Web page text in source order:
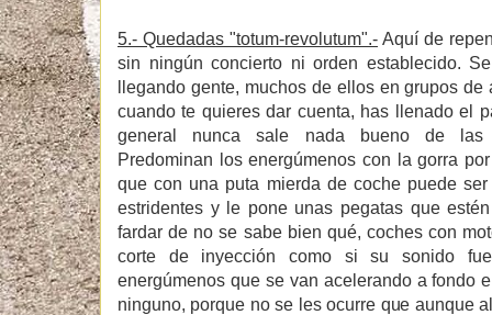
5.- Quedadas "totum-revolutum".- Aquí de
sin ningún concierto ni orden establecido.
llegando gente, muchos de ellos en grupos
cuando te quieres dar cuenta, has llenado el
general nunca sale nada bueno de
Predominan los energúmenos con la gorra
que con una puta mierda de coche puede
estridentes y le pone unas pegatas que
fardar de no se sabe bien qué, coches con
corte de inyección como si su sonido
energúmenos que se van acelerando a fondo
ninguno, porque no se les ocurre que aunque